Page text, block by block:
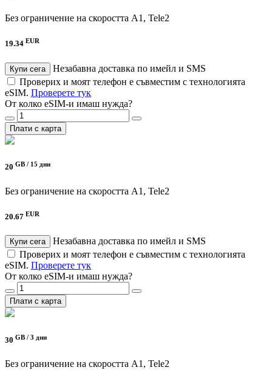
Без ограничение на скоростта A1, Tele2
19.34 EUR
Купи сега
Незабавна доставка по имейл и SMS
Проверих и моят телефон е съвместим с технологията
eSIM. Проверете тук
От колко eSIM-и имаш нужда?
Плати с карта
20 GB / 15 дни
Без ограничение на скоростта A1, Tele2
20.67 EUR
Купи сега
Незабавна доставка по имейл и SMS
Проверих и моят телефон е съвместим с технологията
eSIM. Проверете тук
От колко eSIM-и имаш нужда?
Плати с карта
30 GB / 3 дни
Без ограничение на скоростта A1, Tele2